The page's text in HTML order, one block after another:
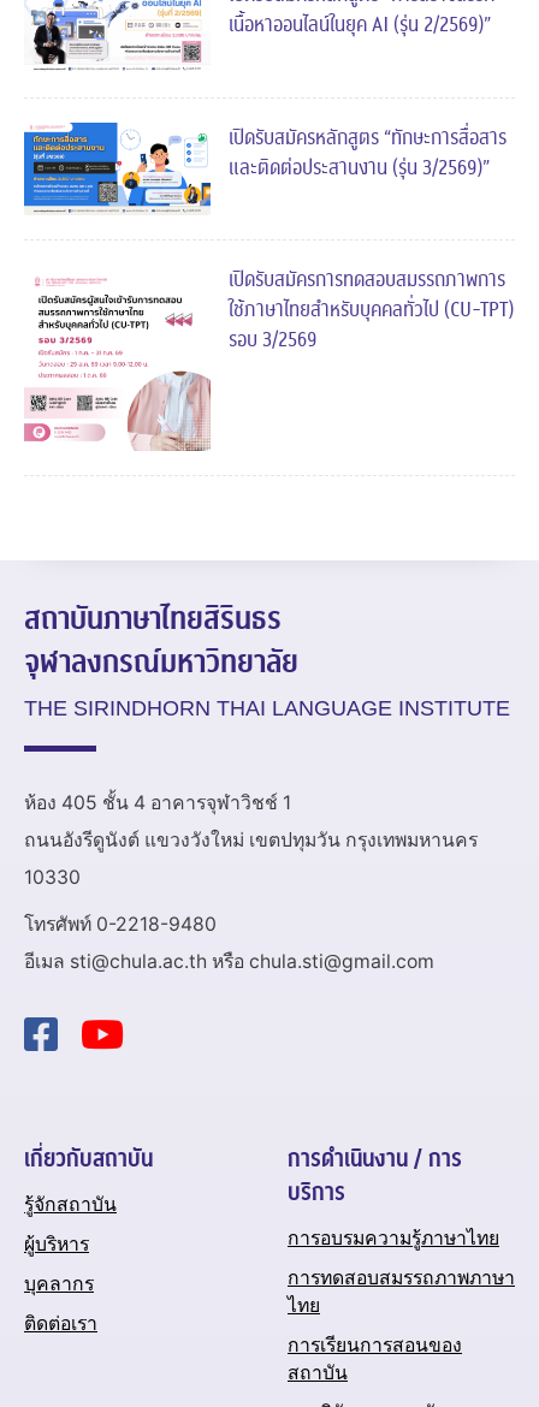
เนื้อหาออนไลน์ในยุค AI (รุ่น 2/2569)”
เปิดรับสมัครหลักสูตร “ทักษะการสื่อสาร
และติดต่อประสานงาน (รุ่น 3/2569)”
เปิดรับสมัครการทดสอบสมรรถภาพการ
ใช้ภาษาไทยสำหรับบุคคลทั่วไป (CU-TPT)
รอบ 3/2569
สถาบันภาษาไทยสิรินธร
จุฬาลงกรณ์มหาวิทยาลัย
THE SIRINDHORN THAI LANGUAGE INSTITUTE
ห้อง 405 ชั้น 4 อาคารจุฬาวิชช์ 1
ถนนอังรีดูนังต์ แขวงวังใหม่ เขตปทุมวัน กรุงเทพมหานคร
10330
โทรศัพท์ 0-2218-9480
อีเมล sti@chula.ac.th หรือ chula.sti@gmail.com
เกี่ยวกับสถาบัน
รู้จักสถาบัน
ผู้บริหาร
บุคลากร
ติดต่อเรา
การดำเนินงาน / การ
บริการ
การอบรมความรู้ภาษาไทย
การทดสอบสมรรถภาพภาษา
ไทย
การเรียนการสอนของ
สถาบัน